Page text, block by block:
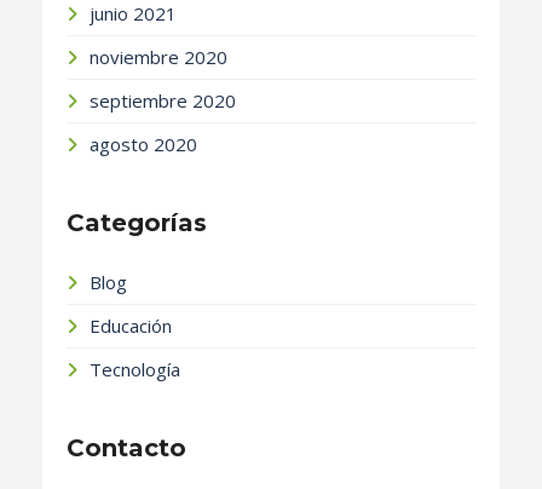
junio 2021
noviembre 2020
septiembre 2020
agosto 2020
Categorías
Blog
Educación
Tecnología
Contacto